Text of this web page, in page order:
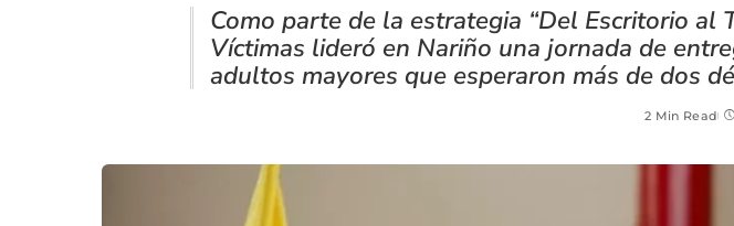
Como parte de la estrategia “Del Escritorio al
Víctimas lideró en Nariño una jornada de
adultos mayores que esperaron más de dos
2 Min Read